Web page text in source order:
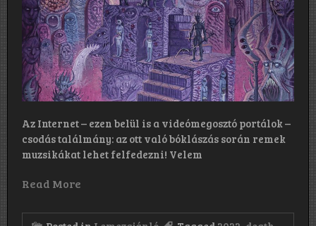
Az Internet – ezen belül is a videómegosztó portálok –
csodás találmány: az ott való bóklászás során remek
muzsikákat lehet felfedezni! Velem
Read More